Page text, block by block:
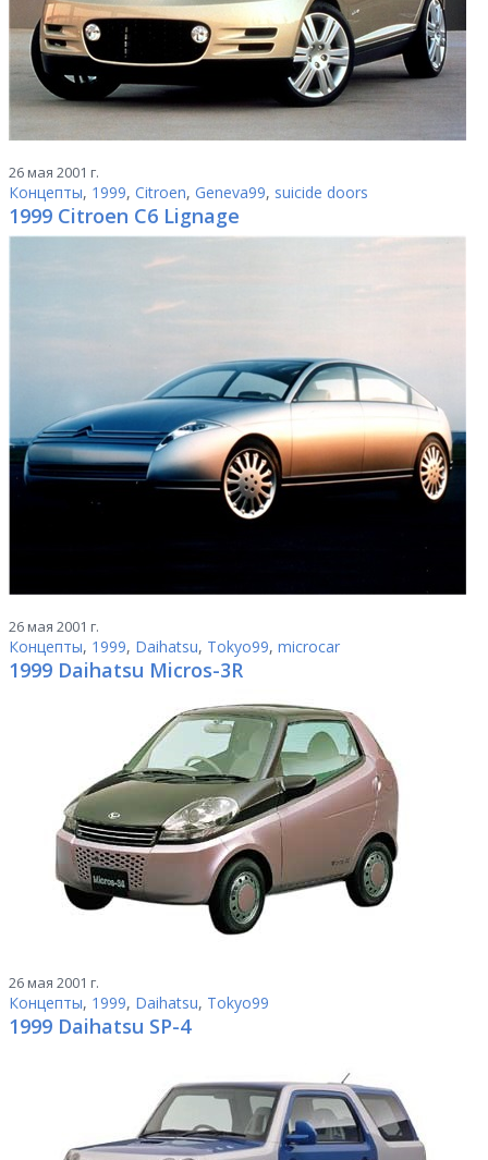
26 мая 2001 г.
Концепты, 1999, Citroen, Geneva99, suicide doors
1999 Citroen C6 Lignage
26 мая 2001 г.
Концепты, 1999, Daihatsu, Tokyo99, microcar
1999 Daihatsu Micros-3R
26 мая 2001 г.
Концепты, 1999, Daihatsu, Tokyo99
1999 Daihatsu SP-4